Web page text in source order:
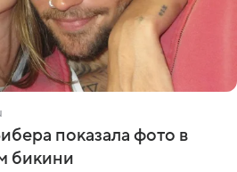
показала фото в
бикини